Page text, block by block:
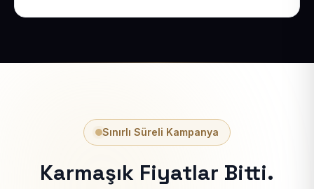
Sınırlı Süreli Kampanya
Karmaşık Fiyatlar Bitti.